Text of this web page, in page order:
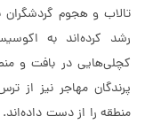
تالاب و هجوم
رشد کرده‌اند به
کچلی‌هایی در بافت و
پرندگان مهاجر نیز از
منطقه را از دست